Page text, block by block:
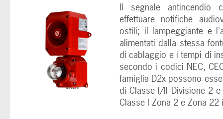
Il segnale antincendio
effettuare notifiche
ostili; il lampeggiante e
alimentati dalla stessa
di cablaggio e i tempi di
secondo i codici NEC,
famiglia D2x possono
di Classe I/II Divisione 2
Classe I Zona 2 e Zona